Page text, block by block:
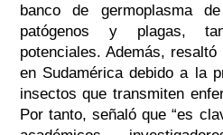
banco de germoplasma
patógenos y plagas,
potenciales. Además,
en Sudamérica debido a la
insectos que transmiten
Por tanto, señaló que “es